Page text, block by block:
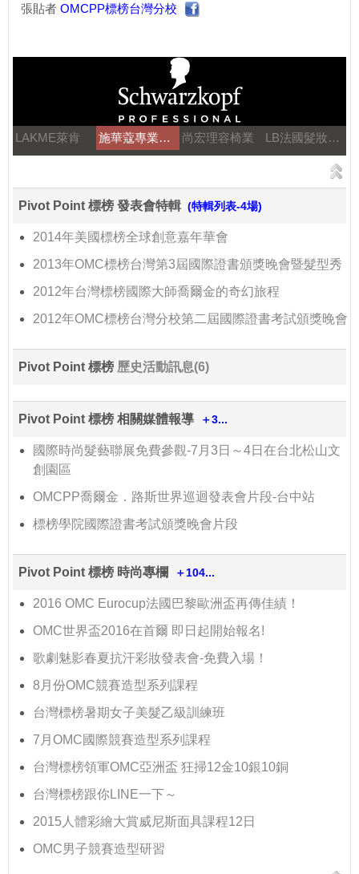
張貼者 OMCPP標榜台灣分校
LAKME萊肯 施華蔻專業美髮 尚宏理容椅業 LB法國髮妝之鑰
Pivot Point 標榜 發表會特輯 (特輯列表-4場)
2014年美國標榜全球創意嘉年華會
2013年OMC標榜台灣第3屆國際證書頒獎晚會暨髮型秀
2012年台灣標榜國際大師喬爾金的奇幻旅程
2012年OMC標榜台灣分校第二屆國際證書考試頒獎晚會
Pivot Point 標榜 歷史活動訊息(6)
Pivot Point 標榜 相關媒體報導 ＋3...
國際時尚髮藝聯展免費參觀-7月3日～4日在台北松山文
創園區
OMCPP喬爾金．路斯世界巡迴發表會片段-台中站
標榜學院國際證書考試頒獎晚會片段
Pivot Point 標榜 時尚專欄 ＋104...
2016 OMC Eurocup法國巴黎歐洲盃再傳佳績！
OMC世界盃2016在首爾 即日起開始報名!
歌劇魅影春夏抗汗彩妝發表會-免費入場！
8月份OMC競賽造型系列課程
台灣標榜暑期女子美髮乙級訓練班
7月OMC國際競賽造型系列課程
台灣標榜領軍OMC亞洲盃 狂掃12金10銀10銅
台灣標榜跟你LINE一下～
2015人體彩繪大賞威尼斯面具課程12日
OMC男子競賽造型研習